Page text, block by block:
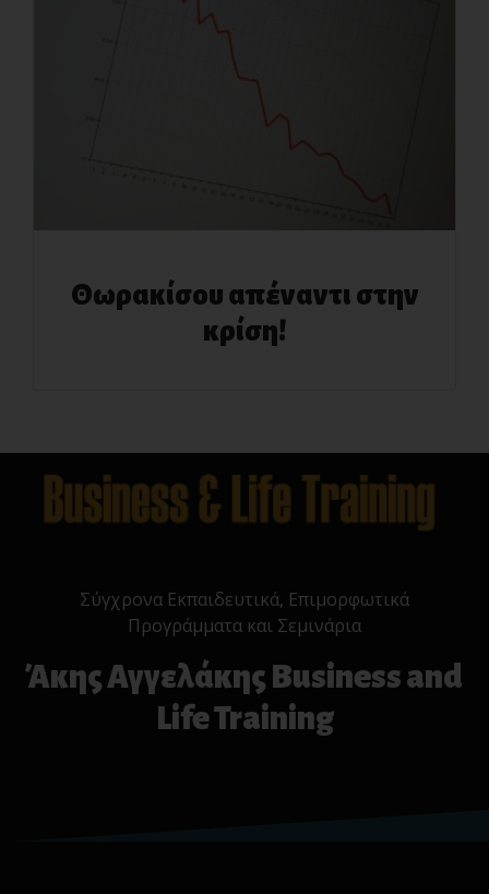
Θωρακίσου απέναντι στην
κρίση!
Σύγχρονα Εκπαιδευτικά, Επιμορφωτικά
Προγράμματα και Σεμινάρια
Άκης Αγγελάκης Business and
Life Training